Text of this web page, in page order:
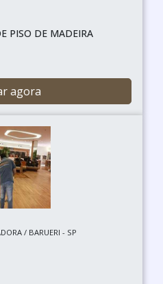
PISO DE MADEIRA
agora
/ BARUERI - SP